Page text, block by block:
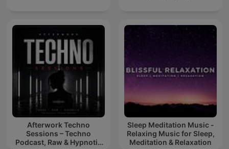
Afterwork Techno
Sessions – Techno
Podcast, Raw & Hypnotic
Sleep Meditation Music -
Relaxing Music for Sleep,
Meditation & Relaxation